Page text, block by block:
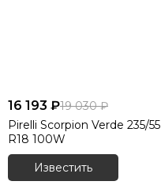
16 193 ₽19 030 ₽
Pirelli Scorpion Verde 235/55
R18 100W
Известить